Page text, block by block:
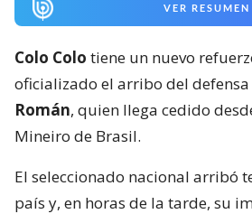
VER RESUMEN
Colo Colo tiene un nuevo
oficializado el arribo del defensa
Román, quien llega cedido
Mineiro de Brasil.
El seleccionado nacional arribó
país y, en horas de la tarde, su